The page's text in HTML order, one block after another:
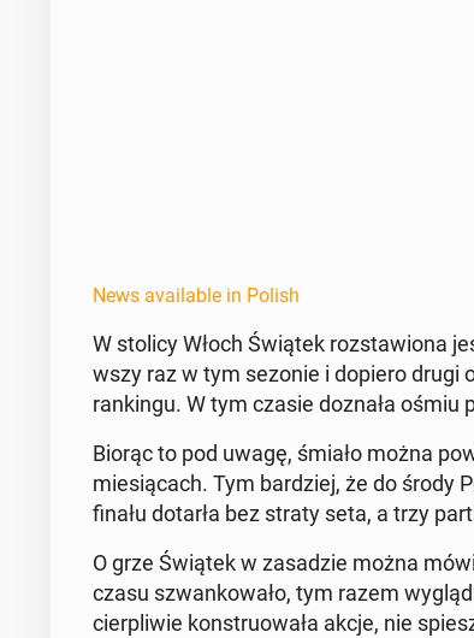
News available in Polish
W stolicy Włoch Świątek rozstaw­iona
wszy raz w tym sezonie i dopiero drugi
rankingu. W tym czasie doznała
Biorąc to pod uwagę, śmiało można
miesią­cach. Tym bardziej, że do środy
fi­nału dotarła bez straty seta, a trzy
O grze Świątek w za­sadzie można
czasu szwankowało, tym razem
cier­pli­wie kon­struowała akcje, nie